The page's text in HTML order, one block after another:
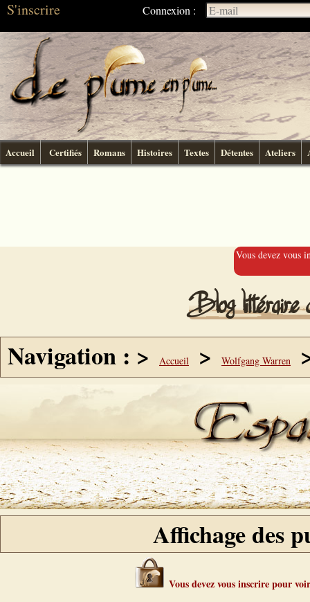
S'inscrire Connexion :
Accueil Certifiés Romans Histoires Textes Détentes Ateliers
Vous devez vous
Blog
Navigation : > Accueil > Wolfgang Warren
Affichage des
Vous devez vous inscrire pour